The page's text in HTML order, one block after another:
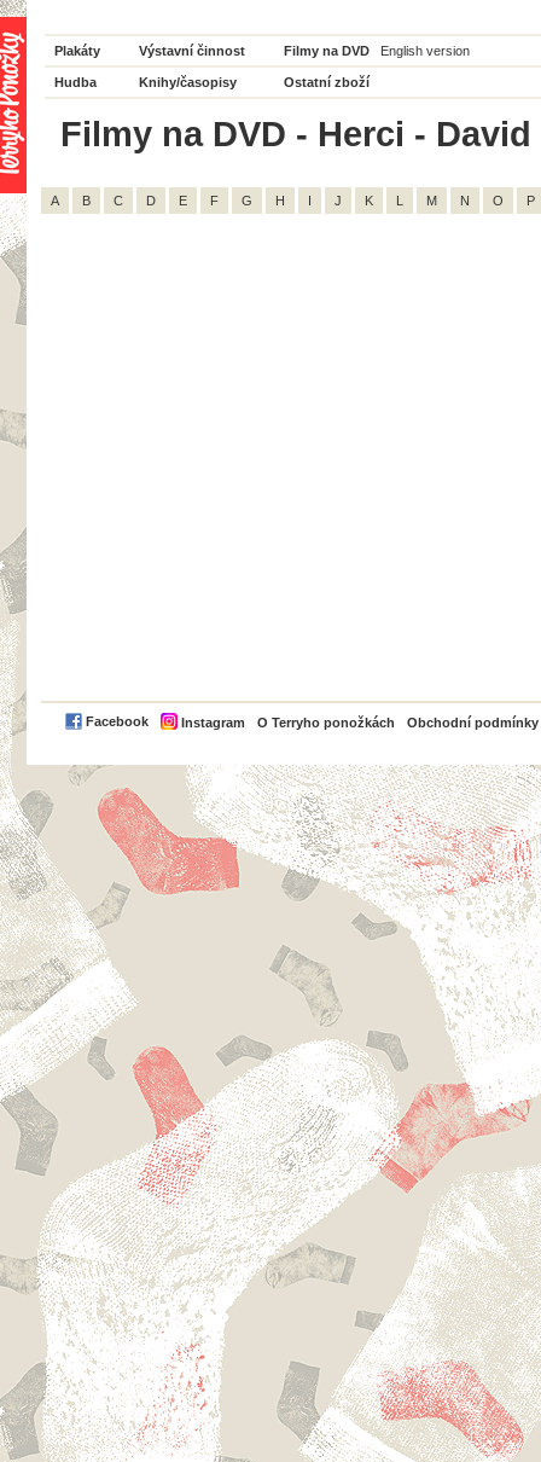
Plakáty Výstavní činnost Filmy na DVD English version
Hudba Knihy/časopisy Ostatní zboží
Filmy na DVD - Herci -
A B C D E F G H I J K L M N O P
Facebook Instagram O Terryho ponožkách Obchodní podmínky
PayPal